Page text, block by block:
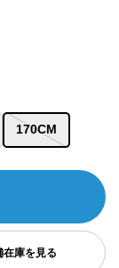
170CM